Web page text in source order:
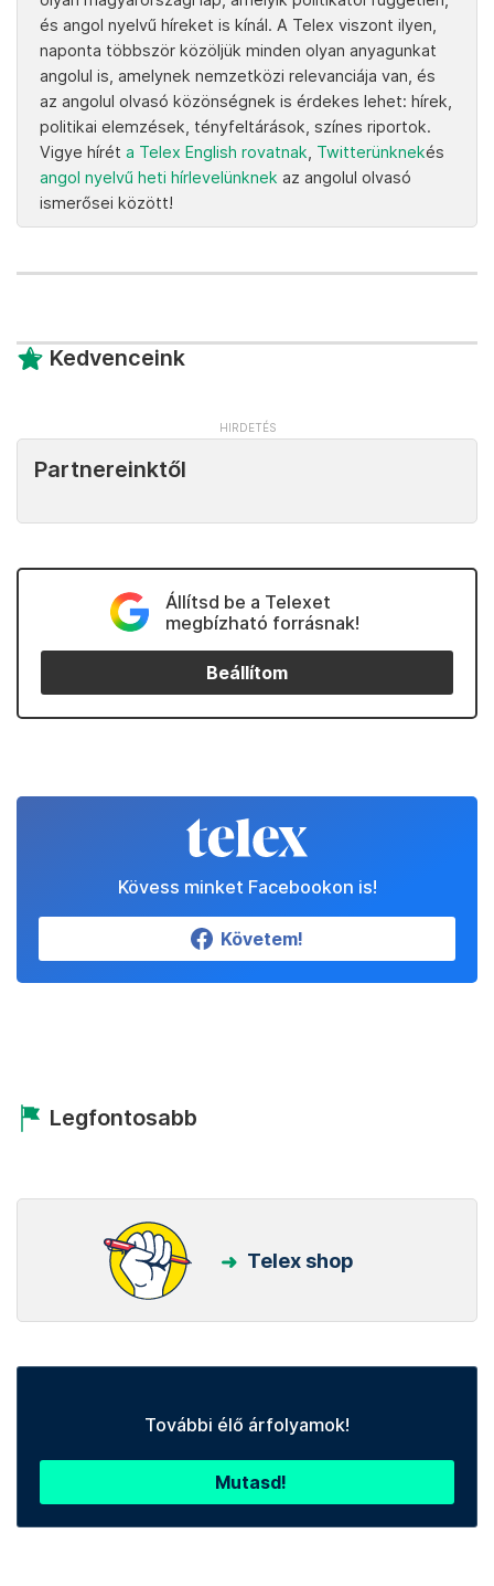
és angol nyelvű híreket is kínál. A Telex viszont ilyen,
naponta többször közöljük minden olyan anyagunkat
angolul is, amelynek nemzetközi relevanciája van, és
az angolul olvasó közönségnek is érdekes lehet: hírek,
politikai elemzések, tényfeltárások, színes riportok.
Vigye hírét a Telex English rovatnak Twitterünknekés
angol nyelvű heti hírlevelünknek az angolul olvasó
ismerősei között!
Kedvenceink
Partnereinktől
Állítsd be a Telexet
megbízható forrásnak!
Beállítom
Kövess minket Facebookon is!
Követem!
Legfontosabb
Telex shop
További élő árfolyamok!
Mutasd!